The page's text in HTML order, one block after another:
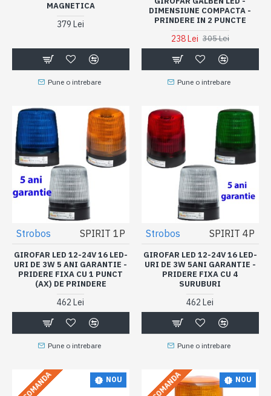
MAGNETICA
379 Lei
Pune o intrebare
DIMENSIUNE COMPACTA -
PRINDERE IN 2 PUNCTE
238 Lei 305 Lei
Pune o intrebare
Strobos SPIRIT 1P
GIROFAR LED 12-24V 16 LED-
URI DE 3W 5 ANI GARANTIE -
PRIDERE FIXA CU 1 PUNCT
(AX) DE PRINDERE
462 Lei
Pune o intrebare
Strobos SPIRIT 4P
GIROFAR LED 12-24V 16 LED-
URI DE 3W 5ANI GARANTIE -
PRIDERE FIXA CU 4
SURUBURI
462 Lei
Pune o intrebare
NOU NOU